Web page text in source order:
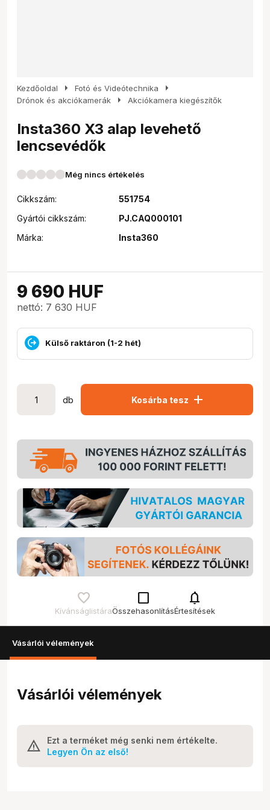
Kezdőoldal arrow_right Fotó és Videótechnika arrow_right
Drónok és akciókamerák arrow_right Akciókamera kiegészítők
Insta360 X3 alap levehető
lencsevédők
Még nincs értékelés
Cikkszám:
551754
Gyártói cikkszám:
PJ.CAQ000101
Márka:
Insta360
9 690 HUF
nettó: 7 630 HUF
Külső raktáron (1-2 hét)
db Kosárba tesz add
Kívánságlistára
check_box_outline_blank
Összehasonlítás
notifications
Értesítések
Vásárlói vélemények
Vásárlói vélemények
Ezt a terméket még senki nem értékelte.
Legyen Ön az első!